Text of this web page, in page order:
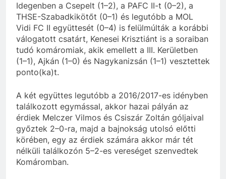
Idegenben a Csepelt (1–2), a PAFC II-t (0–2), a
THSE-Szabadkikötőt (0–1) és legutóbb a MOL
Vidi FC II együttesét (0–4) is felülmúlták a korábbi
válogatott csatárt, Kenesei Krisztiánt is a soraiban
tudó komáromiak, akik emellett a III. Kerületben
(1–1), Ajkán (1–0) és Nagykanizsán (1–1) vesztettek
ponto(ka)t.
A két együttes legutóbb a 2016/2017-es idényben
találkozott egymással, akkor hazai pályán az
érdiek Melczer Vilmos és Csiszár Zoltán góljaival
győztek 2–0-ra, majd a bajnokság utolsó előtti
körében, egy az érdiek számára akkor már tét
nélküli találkozón 5–2-es vereséget szenvedtek
Komáromban.